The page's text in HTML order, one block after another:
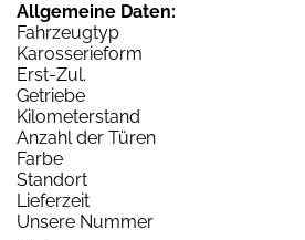
Allgemeine Daten:
Fahrzeugtyp
Karosserieform
Erst-Zul.
Getriebe
Kilometerstand
Anzahl der Türen
Farbe
Standort
Lieferzeit
Unsere Nummer